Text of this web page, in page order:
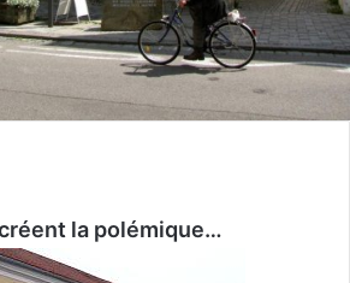
la polémique…